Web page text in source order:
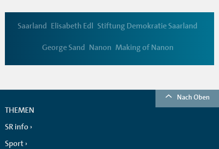
Saarland Elisabeth Edl Stiftung Demokratie Saarland
George Sand Nanon Making of Nanon
Nach Oben
THEMEN
SR info
Sport